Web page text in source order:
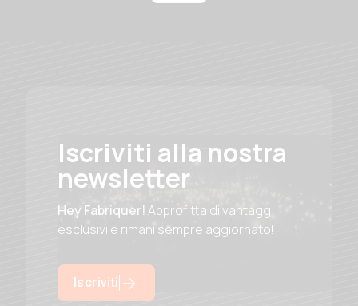
Iscriviti alla nostra
newsletter
Hey Fabriquer!Approfitta di vantaggi
esclusivi e rimani sempre aggiornato!
Iscriviti